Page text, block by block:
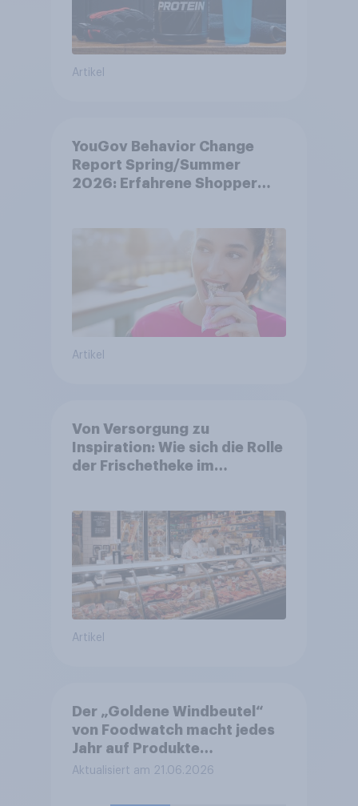
Artikel
YouGov Behavior Change
Report Spring/Summer
2026: Erfahrene Shopper
Artikel
Von Versorgung zu
Inspiration: Wie sich die Rolle
der Frischetheke im
Artikel
Der „Goldene Windbeutel“
von Foodwatch macht jedes
Jahr auf Produkte
aufmerksam, bei denen die
Aktualisiert am 21.06.2026